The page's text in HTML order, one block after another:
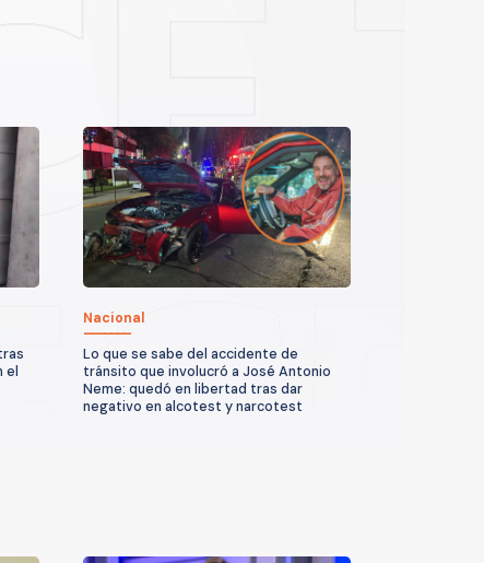
el
Nacional
Lo que se sabe del accidente de
tránsito que involucró a José Antonio
Neme: quedó en libertad tras dar
negativo en alcotest y narcotest